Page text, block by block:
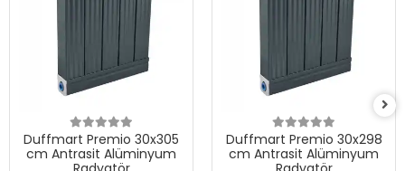
Duffmart Premio 30x305
cm Antrasit Alüminyum
Duffmart Premio 30x298
cm Antrasit Alüminyum